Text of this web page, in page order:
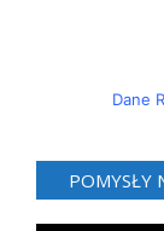
Dane
POMYSŁY